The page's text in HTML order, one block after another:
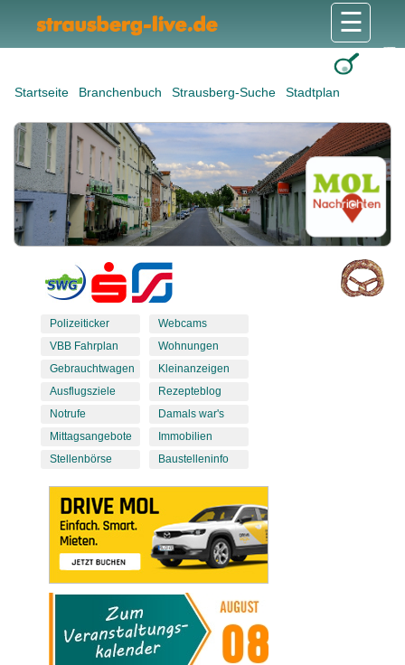
Startseite Branchenbuch Strausberg-Suche Stadtplan
☰
Polizeiticker
VBB Fahrplan
Gebrauchtwagen
Ausflugsziele
Notrufe
Mittagsangebote
Stellenbörse
Webcams
Wohnungen
Kleinanzeigen
Rezepteblog
Damals war's
Immobilien
Baustelleninfo